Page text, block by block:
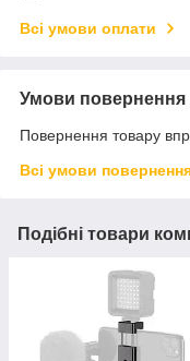
Всі умови оплати
Умови повернення
Повернення товару
Всі умови
Подібні товари